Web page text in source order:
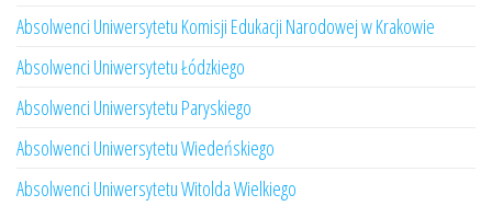
Absolwenci Uniwersytetu Komisji Edukacji Narodowej w Krakowie
Absolwenci Uniwersytetu Łódzkiego
Absolwenci Uniwersytetu Paryskiego
Absolwenci Uniwersytetu Wiedeńskiego
Absolwenci Uniwersytetu Witolda Wielkiego